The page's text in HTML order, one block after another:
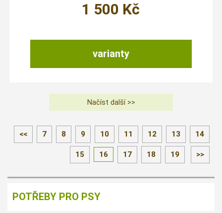
varianty
1 500 Kč
<< 7 8 9 10 11 12 13 14
15 16 17 18 19 >>
POTŘEBY PRO PSY